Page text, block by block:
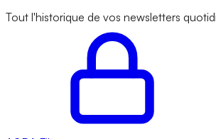
Tout l'historique de vos newsletters